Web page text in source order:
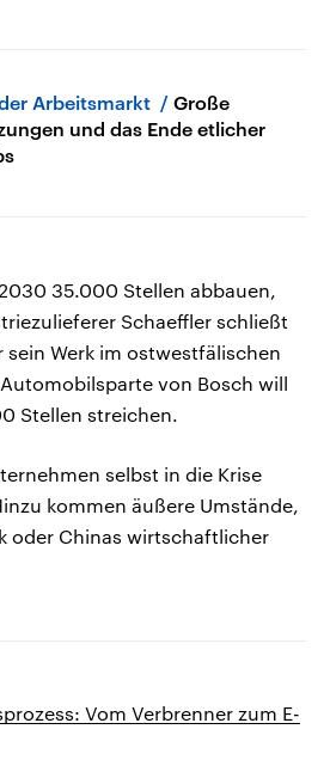
Arbeitsmarkt
Große
und das Ende etlicher
35.000 Stellen abbauen,
Schaeffler schließt
sein Werk im ostwestfälischen
von Bosch will
Stellen streichen.
selbst in die Krise
kommen äußere Umstände,
oder Chinas wirtschaftlicher
Vom Verbrenner zum E-